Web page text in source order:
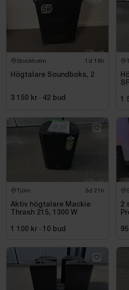
Stockholm 1d 18h
Högtalare Soundboks, 2
3 150 kr · 42 bud 1
Tjörn 3d 21h
Aktiv högtalare Mackie
Thrash 215, 1300 W
1 100 kr · 10 bud
2